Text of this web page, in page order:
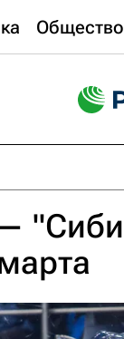
Общество